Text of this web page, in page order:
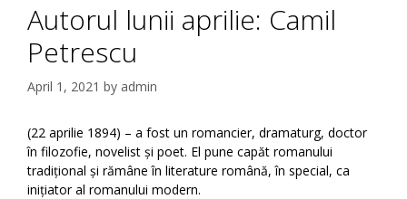
Autorul lunii aprilie: Camil
Petrescu
April 1, 2021 by admin
(22 aprilie 1894) – a fost un romancier, dramaturg, doctor
în filozofie, novelist și poet. El pune capăt romanului
tradițional și rămâne în literature română, în special, ca
inițiator al romanului modern.